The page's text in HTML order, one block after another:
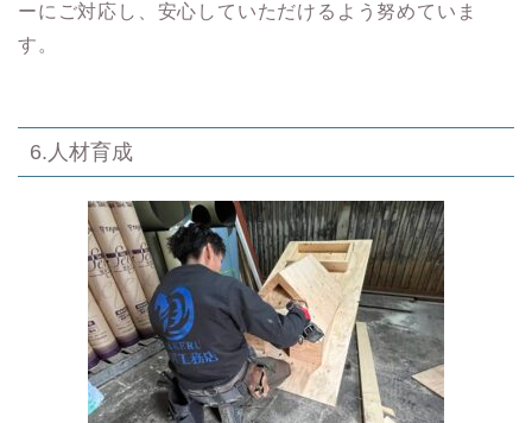
ーにご対応し、安心していただけるよう努めていま
す。
6.人材育成